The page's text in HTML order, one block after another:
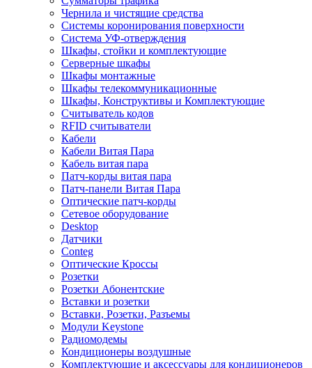
Чернила и чистящие средства
Системы коронирования поверхности
Cистема УФ-отверждения
Шкафы, стойки и комплектующие
Серверные шкафы
Шкафы монтажные
Шкафы телекоммуникационные
Шкафы, Конструктивы и Комплектующие
Считыватель кодов
RFID считыватели
Кабели
Кабели Витая Пара
Кабель витая пара
Патч-корды витая пара
Патч-панели Витая Пара
Оптические патч-корды
Сетевое оборудование
Desktop
Датчики
Conteg
Оптические Кроссы
Розетки
Розетки Абонентские
Вставки и розетки
Вставки, Розетки, Разъемы
Модули Keystone
Радиомодемы
Кондиционеры воздушные
Комплектующие и аксессуары для кондиционеров